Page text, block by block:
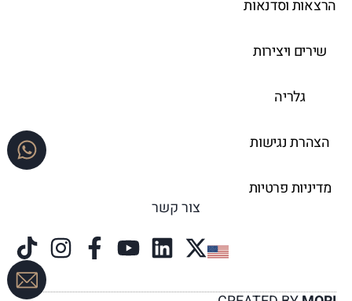
הרצאות וסדנאות
שירים ויצירות
גלריה
הצהרת נגישות
מדיניות פרטיות
צור קשר